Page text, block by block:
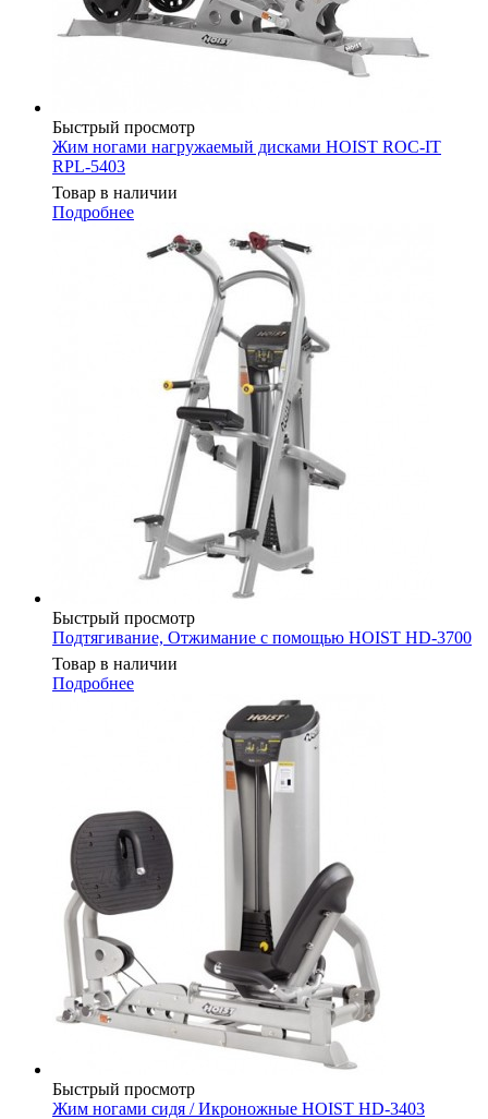
Быстрый просмотр
Жим ногами нагружаемый дисками HOIST ROC-IT
RPL-5403
Товар в наличии
Подробнее
Быстрый просмотр
Подтягивание, Отжимание с помощью HOIST HD-3700
Товар в наличии
Подробнее
Быстрый просмотр
Жим ногами сидя / Икроножные HOIST HD-3403